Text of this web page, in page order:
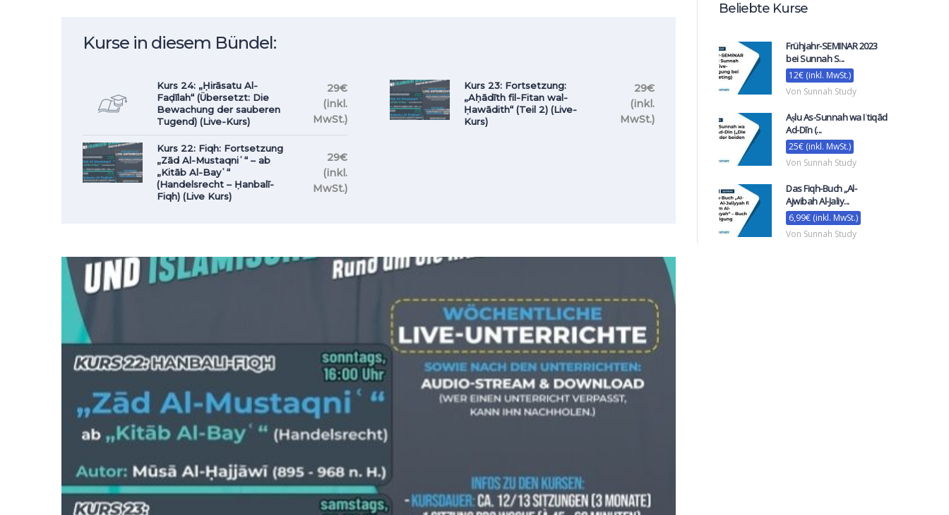
Kurse in diesem Bündel:
Kurs 24: „Ḥirāsatu Al-
Faḍīlah“ (Übersetzt: Die
Bewachung der sauberen
Tugend) (Live-Kurs)
29€
(inkl.
MwSt.)
Kurs 23: Fortsetzung:
„Aḥādīth fil-Fitan wal-
Ḥawādith“ (Teil 2) (Live-
Kurs)
29€
(inkl.
MwSt.)
Kurs 22: Fiqh: Fortsetzung
„Zād Al-Mustaqniʿ“ – ab
„Kitāb Al-Bayʿ“
(Handelsrecht – Ḥanbalī-
Fiqh) (Live Kurs)
29€
(inkl.
MwSt.)
Beliebte Kurse
Frühjahr-SEMINAR 2023
bei Sunnah S...
12€ (inkl. MwSt.)
Von Sunnah Study
Aṣlu As-Sunnah wa Iʿtiqād
Ad-Dīn (...
25€ (inkl. MwSt.)
Von Sunnah Study
Das Fiqh-Buch „Al-
Ajwibah Al-Jaliy...
6,99€ (inkl. MwSt.)
Von Sunnah Study